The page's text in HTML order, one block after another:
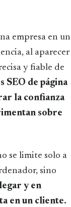
empresa en un
al aparecer
y fiable de
SEO de página
la confianza
sobre
se limite solo a
sino
y en
en un cliente.